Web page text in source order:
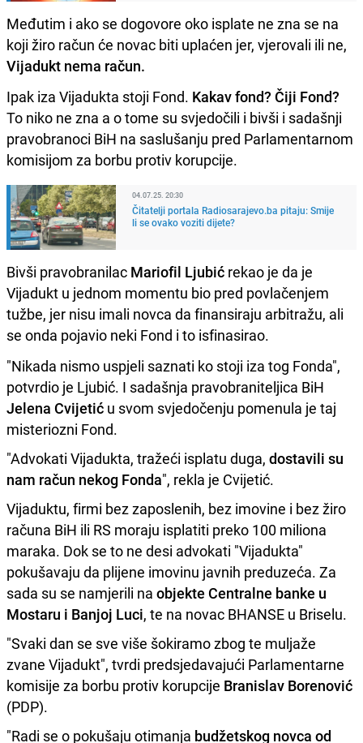
Međutim i ako se dogovore oko isplate ne zna se na
koji žiro račun će novac biti uplaćen jer, vjerovali ili ne,
Vijadukt nema račun.
Ipak iza Vijadukta stoji Fond. Kakav fond? Čiji Fond?
To niko ne zna a o tome su svjedočili i bivši i sadašnji
pravobranoci BiH na saslušanju pred Parlamentarnom
komisijom za borbu protiv korupcije.
04.07.25. 20:30
Čitatelji portala Radiosarajevo.ba pitaju: Smije
li se ovako voziti dijete?
Bivši pravobranilac Mariofil Ljubić rekao je da je
Vijadukt u jednom momentu bio pred povlačenjem
tužbe, jer nisu imali novca da finansiraju arbitražu, ali
se onda pojavio neki Fond i to isfinasirao.
"Nikada nismo uspjeli saznati ko stoji iza tog Fonda",
potvrdio je Ljubić. I sadašnja pravobraniteljica BiH
Jelena Cvijetić u svom svjedočenju pomenula je taj
misteriozni Fond.
"Advokati Vijadukta, tražeći isplatu duga, dostavili su
nam račun nekog Fonda", rekla je Cvijetić.
Vijaduktu, firmi bez zaposlenih, bez imovine i bez žiro
računa BiH ili RS moraju isplatiti preko 100 miliona
maraka. Dok se to ne desi advokati "Vijadukta"
pokušavaju da plijene imovinu javnih preduzeća. Za
sada su se namjerili na objekte Centralne banke u
Mostaru i Banjoj Luci, te na novac BHANSE u Briselu.
"Svaki dan se sve više šokiramo zbog te muljaže
zvane Vijadukt", tvrdi predsjedavajući Parlamentarne
komisije za borbu protiv korupcije Branislav Borenović
(PDP).
"Radi se o pokušaju otimanja budžetskog novca od